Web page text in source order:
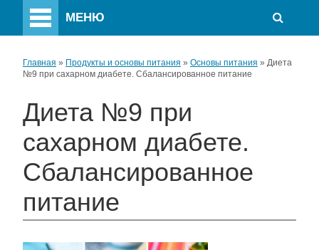
МЕНЮ
Главная » Продукты и основы питания » Основы питания » Диета
№9 при сахарном диабете. Сбалансированное питание
Диета №9 при
сахарном диабете.
Сбалансированное
питание